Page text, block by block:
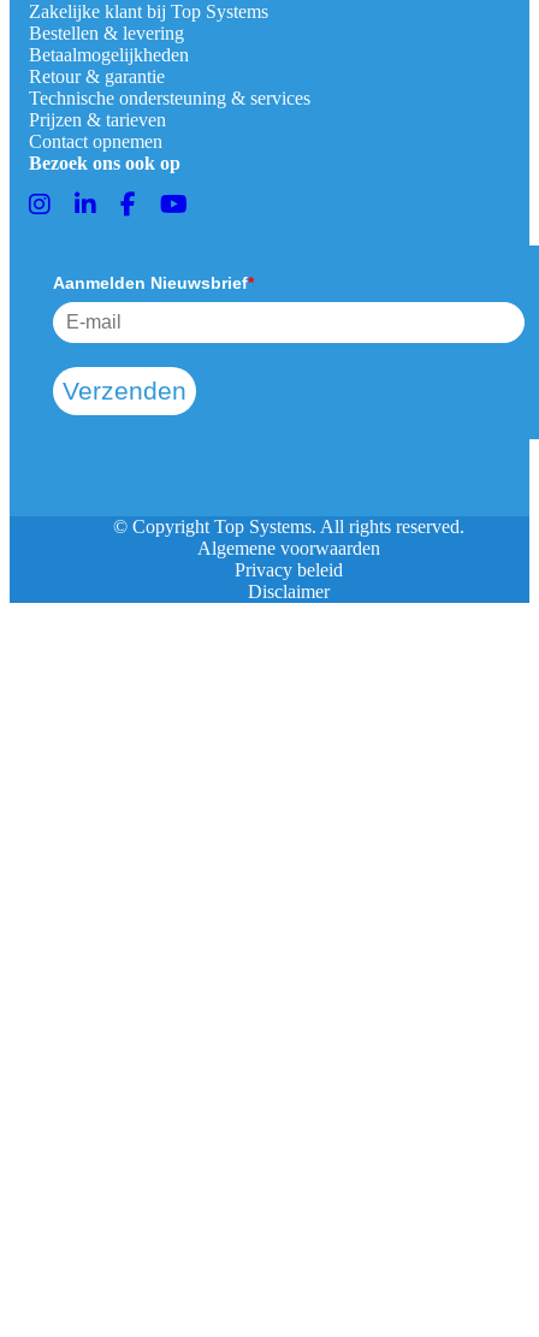
Zakelijke klant bij Top Systems
Bestellen & levering
Betaalmogelijkheden
Retour & garantie
Technische ondersteuning & services
Prijzen & tarieven
Contact opnemen
Bezoek ons ook op
Aanmelden Nieuwsbrief*
Verzenden
© Copyright Top Systems. All rights reserved.
Algemene voorwaarden
Privacy beleid
Disclaimer